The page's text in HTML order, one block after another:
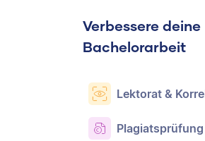
Verbessere deine
Bachelorarbeit
Lektorat &
Plagiatsprüfung